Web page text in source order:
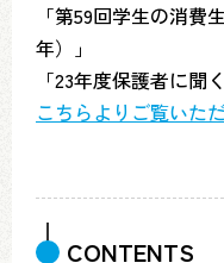
「第59回学生の消費
年）」
「23年度保護者に聞
こちらよりご覧いた
CONTENTS